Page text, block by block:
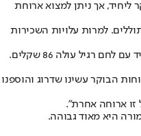
ניכר ועולה 178 שקלים. ברשת לא ניתן למצוא ארוחת בוקר ליחיד, אך ניתן למצוא ארוחת
התייקרות חומרי הגלם אשר משתוללים. למרות עלויות השכירות
הבוקר עשינו שדרוג והוספנו
זו ארוחה אחרת".
היא מאוד גבוהה.